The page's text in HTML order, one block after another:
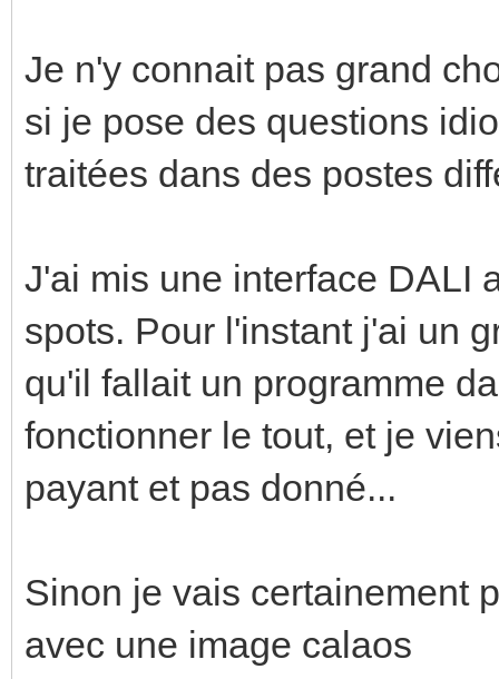
Je n'y connait pas grand
si je pose des questions
traitées dans des postes
J'ai mis une interface DALI
spots. Pour l'instant j'ai un
qu'il fallait un programme
fonctionner le tout, et je
payant et pas donné...
Sinon je vais certainement
avec une image calaos